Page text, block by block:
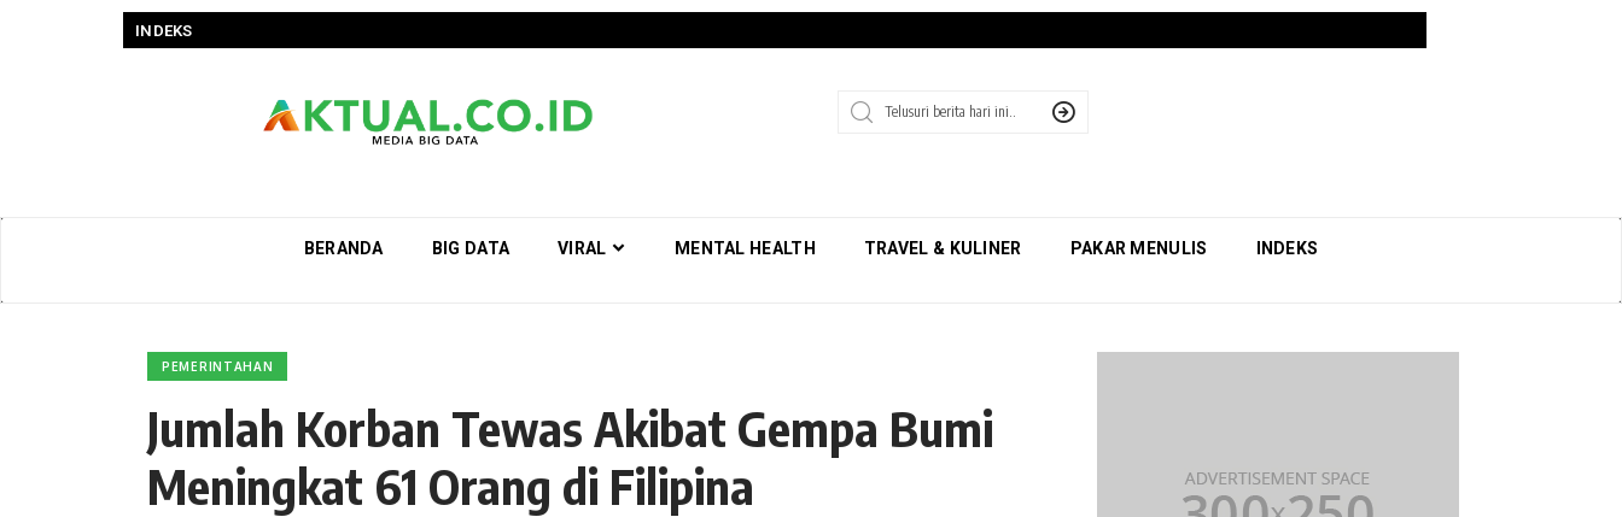
INDEKS
BERANDA BIG DATA VIRAL MENTAL HEALTH TRAVEL & KULINER PAKAR MENULIS INDEKS
PEMERINTAHAN
Jumlah Korban Tewas Akibat Gempa Bumi
Meningkat 61 Orang di Filipina